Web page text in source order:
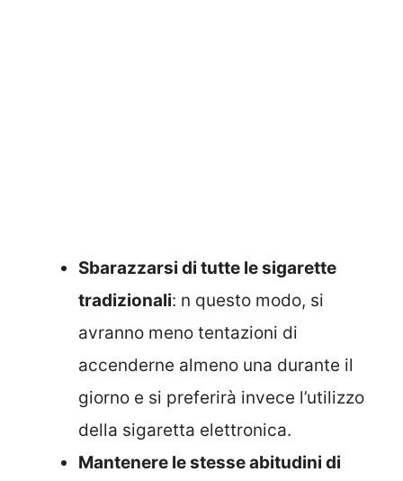
Sbarazzarsi di tutte le sigarette
tradizionali: n questo modo, si
avranno meno tentazioni di
accenderne almeno una durante il
giorno e si preferirà invece l’utilizzo
della sigaretta elettronica.
Mantenere le stesse abitudini di